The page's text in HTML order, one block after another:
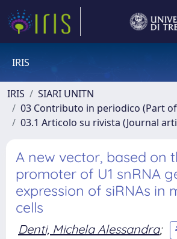
IRIS
IRIS
SIARI UNITN
03 Contributo in periodico (Part
03.1 Articolo su rivista (Journal
A new vector, based on
promoter of U1 snRNA
expression of siRNAs in
cells
Denti, Michela Alessandra;